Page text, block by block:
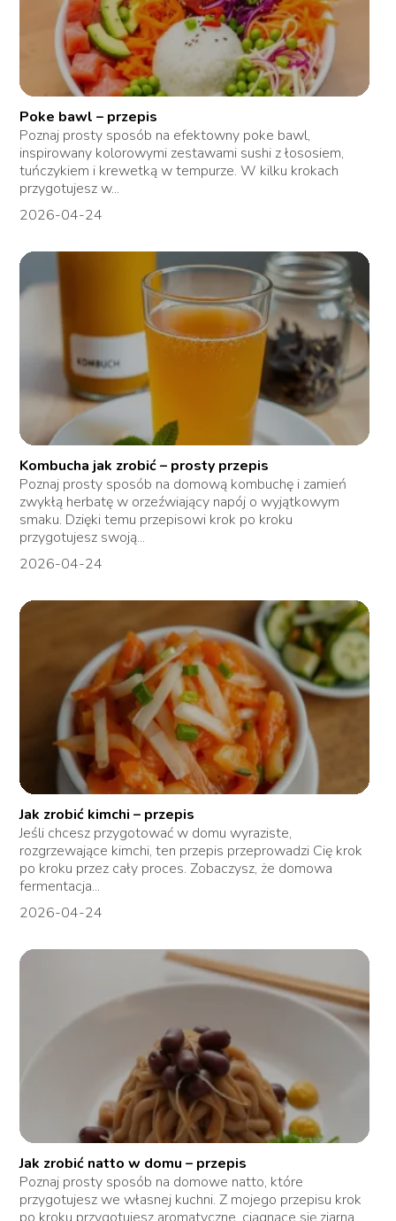
Poke bawl – przepis
Poznaj prosty sposób na efektowny poke bawl,
inspirowany kolorowymi zestawami sushi z łososiem,
tuńczykiem i krewetką w tempurze. W kilku krokach
przygotujesz w...
2026-04-24
Kombucha jak zrobić – prosty przepis
Poznaj prosty sposób na domową kombuchę i zamień
zwykłą herbatę w orzeźwiający napój o wyjątkowym
smaku. Dzięki temu przepisowi krok po kroku
przygotujesz swoją...
2026-04-24
Jak zrobić kimchi – przepis
Jeśli chcesz przygotować w domu wyraziste,
rozgrzewające kimchi, ten przepis przeprowadzi Cię krok
po kroku przez cały proces. Zobaczysz, że domowa
fermentacja...
2026-04-24
Jak zrobić natto w domu – przepis
Poznaj prosty sposób na domowe natto, które
przygotujesz we własnej kuchni. Z mojego przepisu krok